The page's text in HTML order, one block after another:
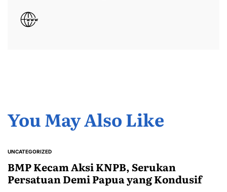
You May Also Like
POSTED
UNCATEGORIZED
BMP Kecam Aksi KNPB, Serukan
Persatuan Demi Papua yang Kondusif